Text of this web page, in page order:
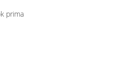
prima